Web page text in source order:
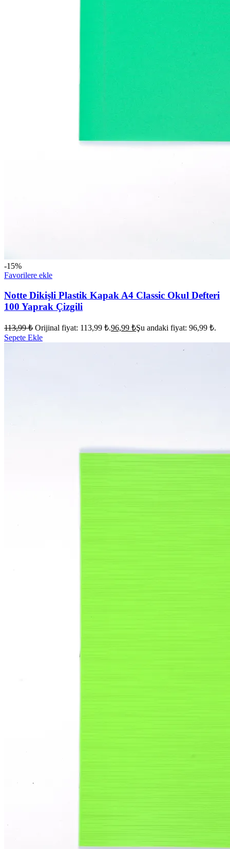
-15%
Favorilere ekle
Notte Dikişli Plastik Kapak A4 Classic Okul Defteri
100 Yaprak Çizgili
113,99₺ Orijinal fiyat: 113,99 ₺.96,99 ₺Şu andaki fiyat: 96,99 ₺.
Sepete Ekle